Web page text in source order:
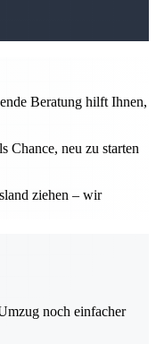
Beratung hilft Ihnen,
Chance, neu zu starten
ziehen – wir
noch einfacher